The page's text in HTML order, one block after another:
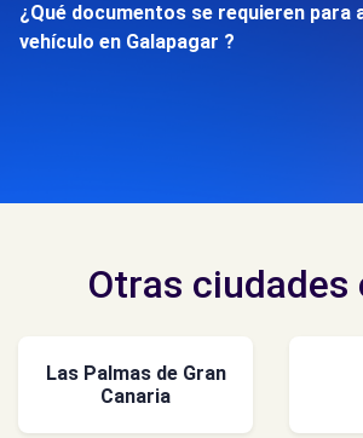
¿Qué documentos se requieren para
vehículo en Galapagar ?
Otras ciudades
Las Palmas de Gran
Canaria